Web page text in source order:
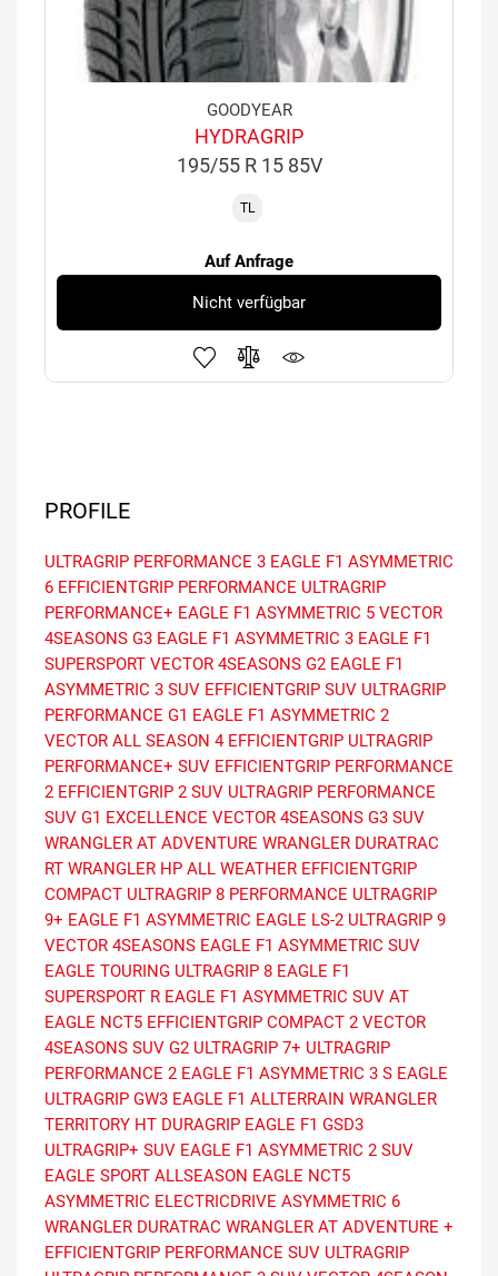
GOODYEAR
HYDRAGRIP
195/55 R 15 85V
TL
Auf Anfrage
Nicht verfügbar
PROFILE
ULTRAGRIP PERFORMANCE 3 EAGLE F1 ASYMMETRIC
6 EFFICIENTGRIP PERFORMANCE ULTRAGRIP
PERFORMANCE+ EAGLE F1 ASYMMETRIC 5 VECTOR
4SEASONS G3 EAGLE F1 ASYMMETRIC 3 EAGLE F1
SUPERSPORT VECTOR 4SEASONS G2 EAGLE F1
ASYMMETRIC 3 SUV EFFICIENTGRIP SUV ULTRAGRIP
PERFORMANCE G1 EAGLE F1 ASYMMETRIC 2
VECTOR ALL SEASON 4 EFFICIENTGRIP ULTRAGRIP
PERFORMANCE+ SUV EFFICIENTGRIP PERFORMANCE
2 EFFICIENTGRIP 2 SUV ULTRAGRIP PERFORMANCE
SUV G1 EXCELLENCE VECTOR 4SEASONS G3 SUV
WRANGLER AT ADVENTURE WRANGLER DURATRAC
RT WRANGLER HP ALL WEATHER EFFICIENTGRIP
COMPACT ULTRAGRIP 8 PERFORMANCE ULTRAGRIP
9+ EAGLE F1 ASYMMETRIC EAGLE LS-2 ULTRAGRIP 9
VECTOR 4SEASONS EAGLE F1 ASYMMETRIC SUV
EAGLE TOURING ULTRAGRIP 8 EAGLE F1
SUPERSPORT R EAGLE F1 ASYMMETRIC SUV AT
EAGLE NCT5 EFFICIENTGRIP COMPACT 2 VECTOR
4SEASONS SUV G2 ULTRAGRIP 7+ ULTRAGRIP
PERFORMANCE 2 EAGLE F1 ASYMMETRIC 3 S EAGLE
ULTRAGRIP GW3 EAGLE F1 ALLTERRAIN WRANGLER
TERRITORY HT DURAGRIP EAGLE F1 GSD3
ULTRAGRIP+ SUV EAGLE F1 ASYMMETRIC 2 SUV
EAGLE SPORT ALLSEASON EAGLE NCT5
ASYMMETRIC ELECTRICDRIVE ASYMMETRIC 6
WRANGLER DURATRAC WRANGLER AT ADVENTURE +
EFFICIENTGRIP PERFORMANCE SUV ULTRAGRIP